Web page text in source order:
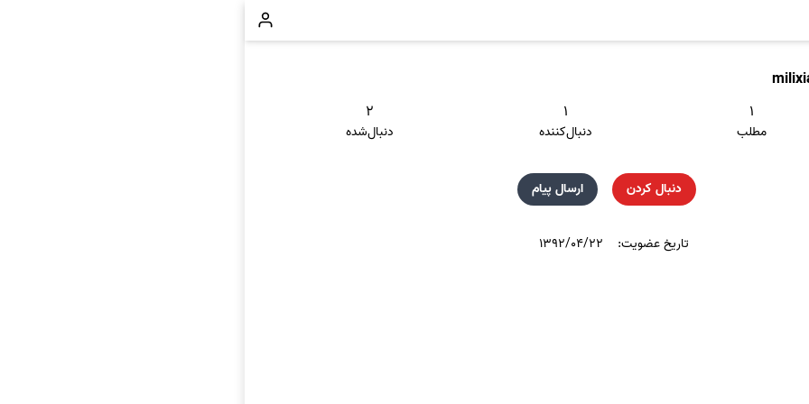
۱
مطلب
۱
دنبال‌کننده
۲
دنبال‌شده
دنبال کردن ارسال پیام
تاریخ عضویت: ۱۳۹۲/۰۴/۲۲